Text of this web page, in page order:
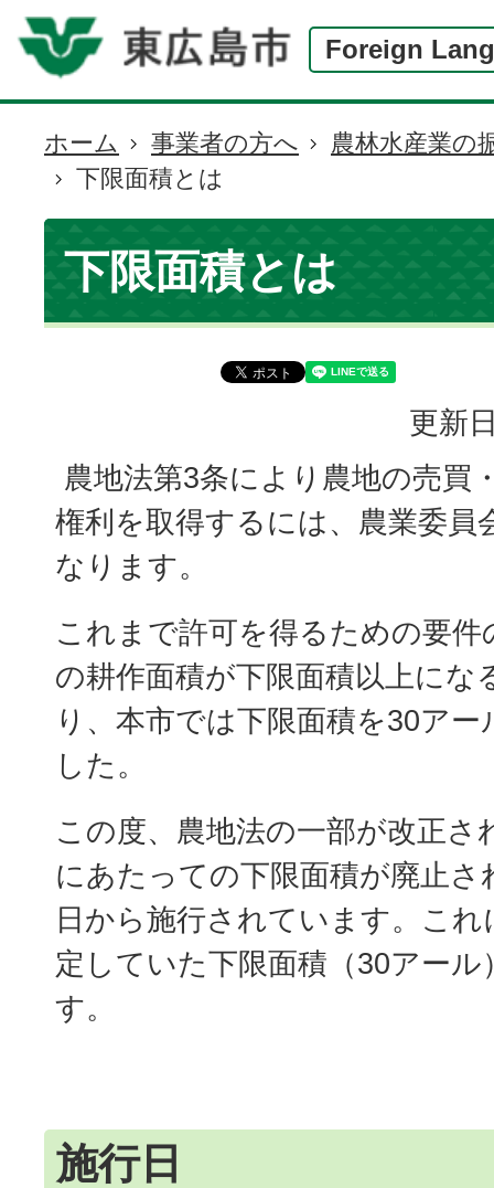
Foreign
現
在
の
位
置
ホーム 事業者の方へ
農林水産業の
下限面積とは
下限面積とは
更新
農地法第3条により農地の売買
権利を取得するには、農業委員
なります。
これまで許可を得るための要件
の耕作面積が下限面積以上にな
り、本市では下限面積を30ア
した。
この度、農地法の一部が改正さ
にあたっての下限面積が廃止さ
日から施行されています。こ
定していた下限面積（30アー
す。
施行日